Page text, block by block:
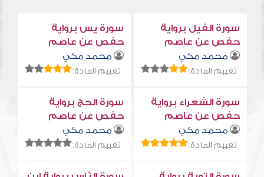
سورة الفيل برواية
حفص عن عاصم
محمد مكي
تقييم المادة:
سورة يس برواية
حفص عن عاصم
محمد مكي
تقييم المادة:
سورة الشعراء برواية
حفص عن عاصم
محمد مكي
تقييم المادة:
سورة الحج برواية
حفص عن عاصم
محمد مكي
تقييم المادة: